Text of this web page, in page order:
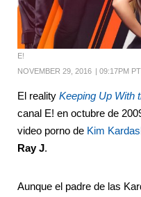
E!
NOVEMBER 29, 2016 09:17PM PT
El reality Keeping Up With
canal E! en octubre de
video porno de Kim
Ray J.
Aunque el padre de las